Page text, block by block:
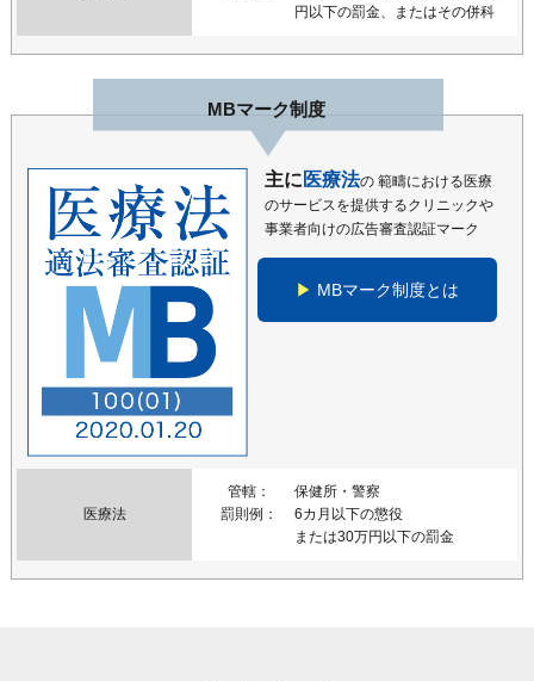
円以下の罰金、またはその併科
MBマーク制度
主に 医療法の範疇における医療
のサービスを提供するクリニックや
事業者向けの広告審査認証マーク
MBマーク制度とは
医療法
管轄
保健所・警察
罰則例
6カ月以下の懲役
または30万円以下の罰金